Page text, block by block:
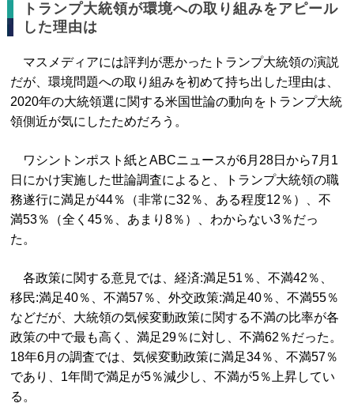
トランプ大統領が環境への取り組みをアピール
した理由は
マスメディアには評判が悪かったトランプ大統領の演説
だが、環境問題への取り組みを初めて持ち出した理由は、
2020年の大統領選に関する米国世論の動向をトランプ大統
領側近が気にしたためだろう。
ワシントンポスト紙とABCニュースが6月28日から7月1
日にかけ実施した世論調査によると、トランプ大統領の職
務遂行に満足が44％（非常に32％、ある程度12％）、不
満53％（全く45％、あまり8％）、わからない3％だっ
た。
各政策に関する意見では、経済:満足51％、不満42％、
移民:満足40％、不満57％、外交政策:満足40％、不満55％
などだが、大統領の気候変動政策に関する不満の比率が各
政策の中で最も高く、満足29％に対し、不満62％だった。
18年6月の調査では、気候変動政策に満足34％、不満57％
であり、1年間で満足が5％減少し、不満が5％上昇してい
る。